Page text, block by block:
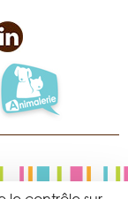
animalerie